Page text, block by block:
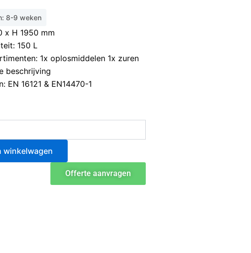
8-9 weken
x H 1950 mm
150 L
1x oplosmiddelen 1x zuren
beschrijving
EN 16121 & EN14470-1
winkelwagen
Offerte aanvragen